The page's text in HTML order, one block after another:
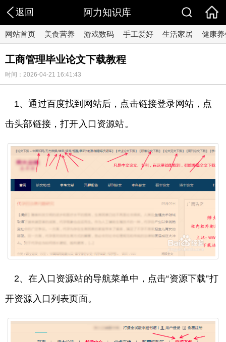
返回 阿力知识库
网站首页 美食营养 游戏数码 手工爱好 生活家居 健康养
工商管理毕业论文下载教程
时间：2026-04-21 16:41:43
1、通过百度找到网站后，点击链接登录网站，点
击头部链接，打开入口资源站。
2、在入口资源站的导航菜单中，点击“资源下载”打
开资源入口列表页面。